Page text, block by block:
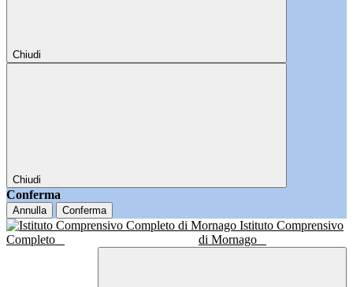
Chiudi
Chiudi
Conferma
Annulla Conferma
Istituto Comprensivo
Completo
di Mornago